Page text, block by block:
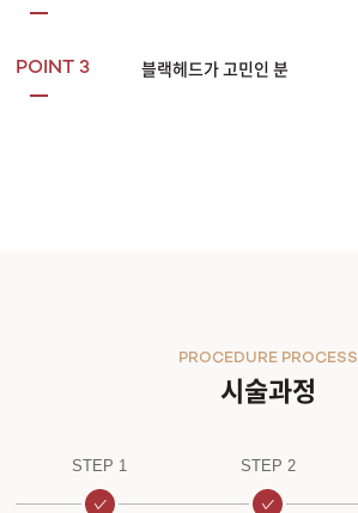
POINT 3 블랙헤드가 고민인 분
시술과정
PROCEDURE PROCESS
STEP 1 STEP 2